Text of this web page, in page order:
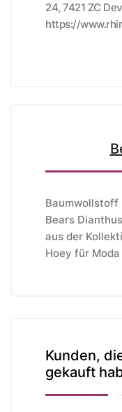
24, 7421 ZC
https://
Baumwollstoff
Bears
aus der
Hoey für
Kunden,
gekauft